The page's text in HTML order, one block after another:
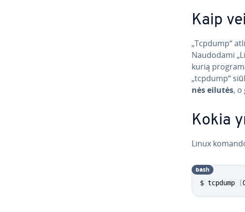
Kaip
„Tcpdump“
Naudodami
kurią
„tcpdump“
nės eilutės, o
Kokia
Linux
$ tcpdump [
bash